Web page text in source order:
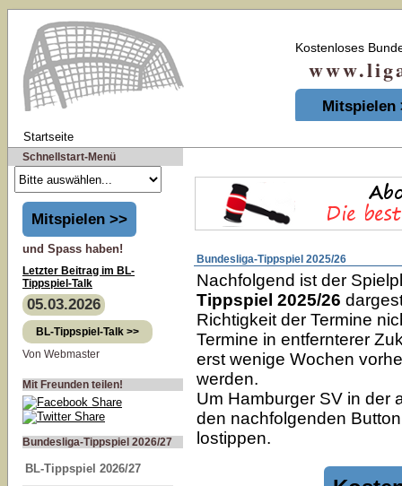
Startseite
Kostenloses
Mitspielen
Schnellstart-Menü
Mitspielen >>
und Spass haben!
Letzter Beitrag im BL-
Tippspiel-Talk
05.03.2026
BL-Tippspiel-Talk >>
Von Webmaster
Mit Freunden teilen!
Bundesliga-Tippspiel 2026/27
BL-Tippspiel 2026/27
Bundesliga-Tippspiel 2025/26
Nachfolgend ist der
Tippspiel 2025/26
Richtigkeit der Termine
Termine in entfernterer
erst wenige Wochen
werden.
Um Hamburger SV in der
den nachfolgenden
lostippen.